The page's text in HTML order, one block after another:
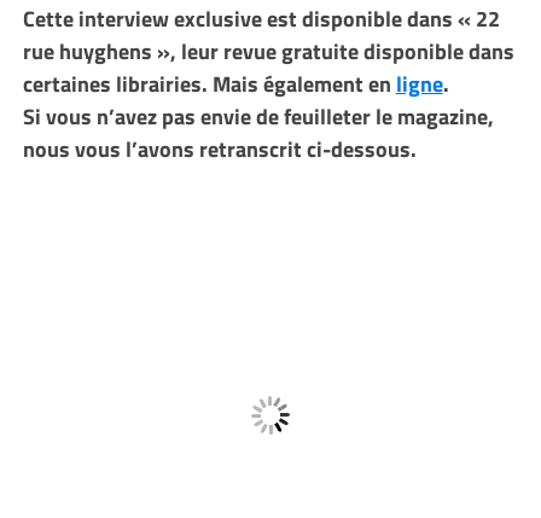
Cette interview exclusive est disponible dans « 22
rue huyghens », leur revue gratuite disponible dans
certaines librairies. Mais également en ligne.
Si vous n’avez pas envie de feuilleter le magazine,
nous vous l’avons retranscrit ci-dessous.